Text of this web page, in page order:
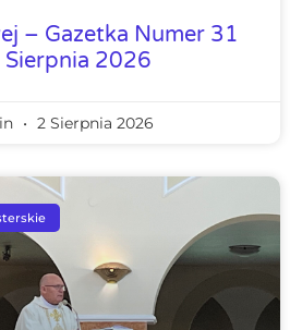
– Gazetka Numer 31
Sierpnia 2026
2 Sierpnia 2026